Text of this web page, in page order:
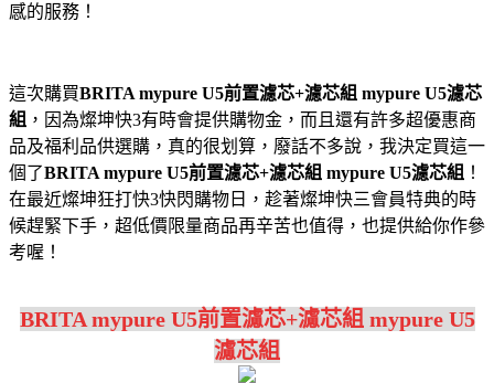
感的服務！
這次購買BRITA mypure U5前置濾芯+濾芯組 mypure U5濾芯
組 ，因為燦坤快3有時會提供購物金，而且還有許多超優惠商
品及福利品供選購，真的很划算，廢話不多說，我決定買這一
個了BRITA mypure U5前置濾芯+濾芯組 mypure U5濾芯組 ！
在最近燦坤狂打快3快閃購物日，趁著燦坤快三會員特典的時
候趕緊下手，超低價限量商品再辛苦也值得，也提供給你作參
考喔！
BRITA mypure U5前置濾芯+濾芯組 mypure U5
濾芯組